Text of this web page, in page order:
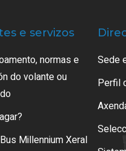
e servizos
normas e
do volante ou
Millennium Xeral
Sede
Perfil